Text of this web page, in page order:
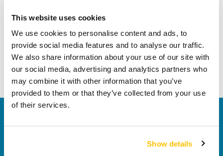
This website uses cookies
We use cookies to personalise content and ads, to
provide social media features and to analyse our traffic.
We also share information about your use of our site with
our social media, advertising and analytics partners who
may combine it with other information that you’ve
provided to them or that they’ve collected from your use
of their services.
Show details
hátlapnak köszönhetően ez a csiszolóanyag kézi és gépi
csiszolásra egyaránt alkalmas. Az éles alumínium szemcsék
és a félig nyitott bevonat miatt számos alkalmazásban jól
teljesít a festékeltávolítástól és a gittől a facsiszolásig. Jó
teljesítményt biztosít sík és profilozott felületeken egyaránt.
és szakértő Támogató csapatunk